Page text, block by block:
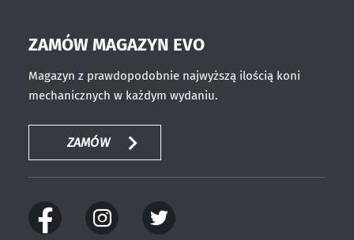
ZAMÓW MAGAZYN EVO
Magazyn z prawdopodobnie najwyższą ilością koni
mechanicznych w każdym wydaniu.
ZAMÓW